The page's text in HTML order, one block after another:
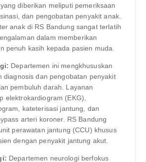
diberikan meliputi pemeriksaan
dan pengobatan penyakit anak.
anak di RS Bandung sangat terlatih
dalam memberikan
penuh kasih kepada pasien muda.
Departemen ini mengkhususkan
diagnosis dan pengobatan penyakit
pembuluh darah. Layanan
elektrokardiogram (EKG),
kateterisasi jantung, dan
arteri koroner. RS Bandung
perawatan jantung (CCU) khusus
dengan penyakit jantung akut.
Departemen neurologi berfokus